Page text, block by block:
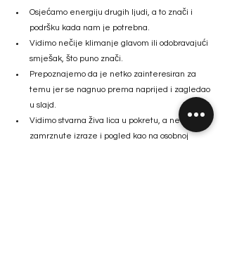
Osjećamo energiju drugih ljudi, a to znači i
podršku kada nam je potrebna.
Vidimo nečije klimanje glavom ili odobravajući
smješak, što puno znači.
Prepoznajemo da je netko zainteresiran za
temu jer se nagnuo prema naprijed i zagledao
u slajd.
Vidimo stvarna živa lica u pokretu, a ne
zamrznute izraze i pogled kao na osobnoj